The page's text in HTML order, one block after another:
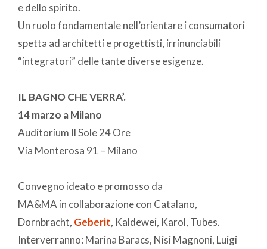
e dello spirito.
Un ruolo fondamentale nell’orientare i consumatori
spetta ad architetti e progettisti, irrinunciabili
“integratori” delle tante diverse esigenze.
IL BAGNO CHE VERRA’.
14 marzo a Milano
Auditorium Il Sole 24 Ore
Via Monterosa 91 – Milano
Convegno ideato e promosso da
MA&MA in collaborazione con Catalano,
Dornbracht, Geberit, Kaldewei, Karol, Tubes.
Interverranno: Marina Baracs, Nisi Magnoni, Luigi